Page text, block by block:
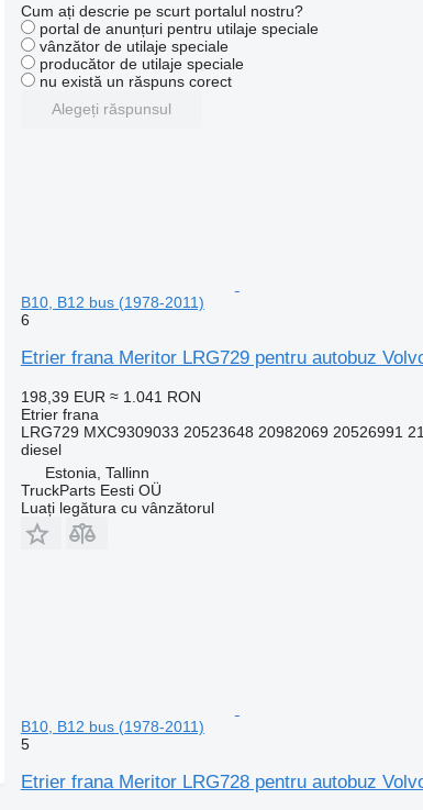
Cum ați descrie pe scurt portalul nostru?
portal de anunțuri pentru utilaje speciale
vânzător de utilaje speciale
producător de utilaje speciale
nu există un răspuns corect
Alegeți răspunsul
B10, B12 bus (1978-2011)
6
Etrier frana Meritor LRG729 pentru autobuz
198,39 EUR ≈ 1.041 RON
Etrier frana
LRG729 MXC9309033 20523648 20982069 20526991
diesel
Estonia, Tallinn
TruckParts Eesti OÜ
Luați legătura cu vânzătorul
B10, B12 bus (1978-2011)
5
Etrier frana Meritor LRG728 pentru autobuz